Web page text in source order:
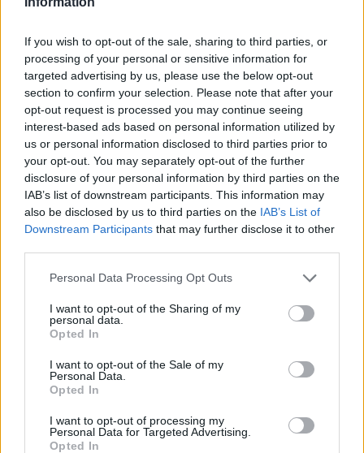
If you wish to opt-out of the sale, sharing to third parties, or
processing of your personal or sensitive information for
targeted advertising by us, please use the below opt-out
section to confirm your selection. Please note that after your
opt-out request is processed you may continue seeing
interest-based ads based on personal information utilized by
us or personal information disclosed to third parties prior to
your opt-out. You may separately opt-out of the further
disclosure of your personal information by third parties on the
IAB’s list of downstream participants. This information may
also be disclosed by us to third parties on the IAB’s List of
Downstream Participants that may further disclose it to other
Personal Data Processing Opt Outs
I want to opt-out of the Sharing of my
personal data.
Opted In
I want to opt-out of the Sale of my
Personal Data.
Opted In
I want to opt-out of processing my
Personal Data for Targeted Advertising.
Opted In
CEM DI ELISEI
TP SRL 2-5 milioni Montelupone
ISOLA BONTEMPI
SRL
0-1 milioni Montelupone
MOXAA S.R.L. 0-1 milioni Montelupone
1 2 3
Visualizza tutti i comuni della
provincia di Macerata
Apiro (28)
Belforte del Chienti (42)